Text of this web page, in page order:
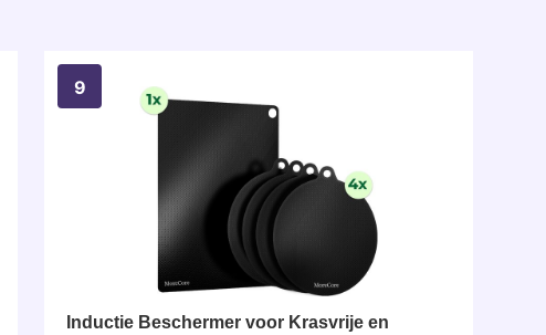
Inductie Beschermer voor Krasvrije en